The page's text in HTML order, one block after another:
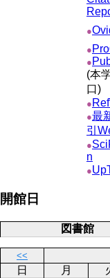
●
●
●
(本
口)
●
●最
引
●
n
●
開館日
図書館
<<
日 月